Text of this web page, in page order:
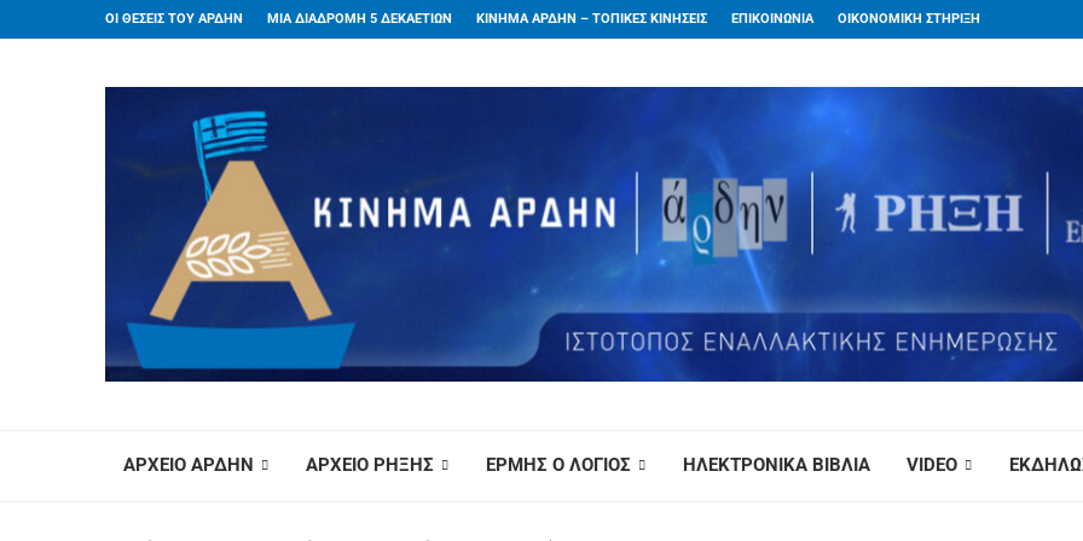
ΟΙ ΘΕΣΕΙΣ ΤΟΥ ΑΡΔΗΝ ΜΙΑ ΔΙΑΔΡΟΜΗ 5 ΔΕΚΑΕΤΙΩΝ ΚΙΝΗΜΑ ΑΡΔΗΝ – ΤΟΠΙΚΕΣ ΚΙΝΗΣΕΙΣ ΕΠΙΚΟΙΝΩΝΙΑ ΟΙΚΟΝΟΜΙΚΗ ΣΤΗΡΙΞΗ
ΑΡΧΕΙΟ ΑΡΔΗΝ ΑΡΧΕΙΟ ΡΗΞΗΣ ΕΡΜΗΣ Ο ΛΟΓΙΟΣ ΗΛΕΚΤΡΟΝΙΚΑ ΒΙΒΛΙΑ VIDEO